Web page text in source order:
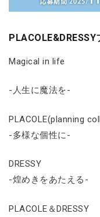
Magical in life
-人生に魔法を-
PLACOLE(planning
-多様な個性に-
DRESSY
-煌めきをあたえる-
PLACOLE＆DRESSY